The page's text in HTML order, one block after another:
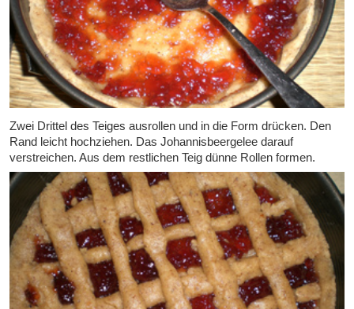
Zwei Drittel des Teiges ausrollen und in die Form drücken. Den
Rand leicht hochziehen. Das Johannisbeergelee darauf
verstreichen. Aus dem restlichen Teig dünne Rollen formen.